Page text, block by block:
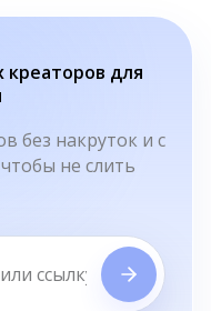
для
без накруток и с
не слить